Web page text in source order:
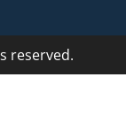
reserved.